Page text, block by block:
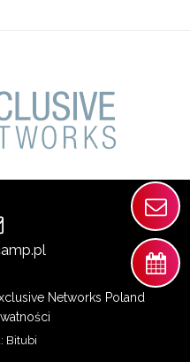
Networks Poland
Bitubi